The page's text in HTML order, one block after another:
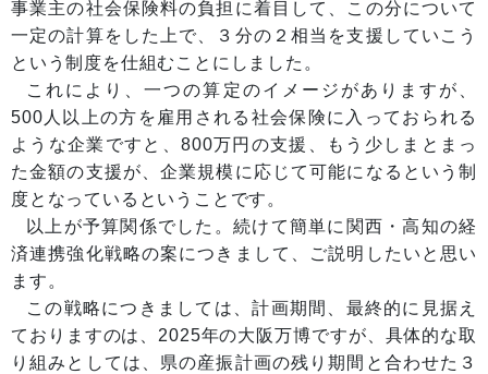
事業主の社会保険料の負担に着目して、この分について
一定の計算をした上で、３分の２相当を支援していこう
という制度を仕組むことにしました。
これにより、一つの算定のイメージがありますが、
500人以上の方を雇用される社会保険に入っておられる
ような企業ですと、800万円の支援、もう少しまとまっ
た金額の支援が、企業規模に応じて可能になるという制
度となっているということです。
以上が予算関係でした。続けて簡単に関西・高知の経
済連携強化戦略の案につきまして、ご説明したいと思い
ます。
この戦略につきましては、計画期間、最終的に見据え
ておりますのは、2025年の大阪万博ですが、具体的な取
り組みとしては、県の産振計画の残り期間と合わせた３